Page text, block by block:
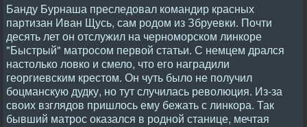
Банду Бурнаша преследовал командир красных
партизан Иван Щусь, сам родом из Збруевки. Почти
десять лет он отслужил на черноморском линкоре
"Быстрый" матросом первой статьи. С немцем дрался
настолько ловко и смело, что его наградили
георгиевским крестом. Он чуть было не получил
боцманскую дудку, но тут случилась революция. Из-за
своих взглядов пришлось ему бежать с линкора. Так
бывший матрос оказался в родной станице, мечтая